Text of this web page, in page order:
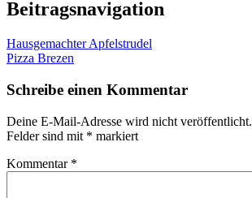
Beitragsnavigation
Hausgemachter Apfelstrudel
Pizza Brezen
Schreibe einen Kommentar
Deine E-Mail-Adresse wird nicht veröffentlicht.
Felder sind mit * markiert
Kommentar *